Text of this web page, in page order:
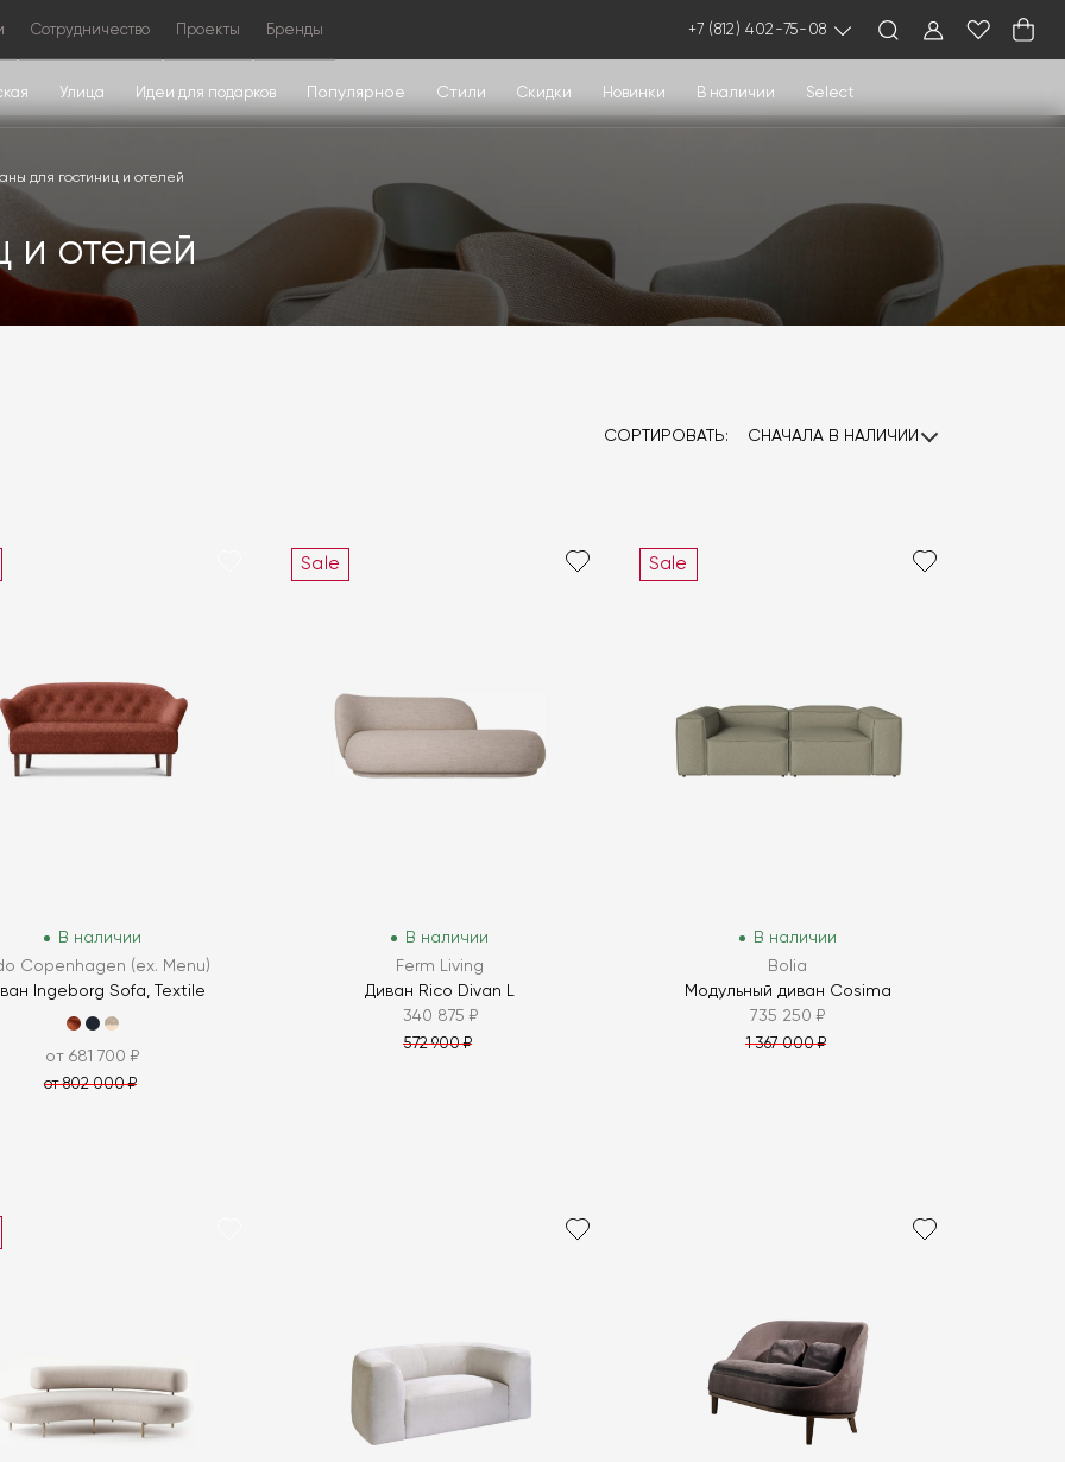
Сотрудничество Проекты Бренды +7 (812) 402-75-08
Улица Идеи для подарков Популярное Стили Скидки Новинки В наличии Select
для гостиниц и отелей
и отелей
СОРТИРОВАТЬ: СНАЧАЛА В НАЛИЧИИ
В наличии
Copenhagen (ex. Menu)
Ingeborg Sofa, Textile
от 681 700 ₽
от 802 000 ₽
Sale
В наличии
Ferm Living
Диван Rico Divan L
340 875 ₽
572 900 ₽
Sale
В наличии
Bolia
Модульный диван Cosima
735 250 ₽
1 367 000 ₽